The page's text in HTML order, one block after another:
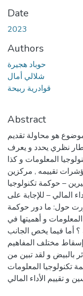
Date
2023
Authors
حوباد هجيرة
شلالي أمال
قوادرية ربيحة
Abstract
هو محاولة تقديم
نظري يحدد و يعرف
المعلومات و كذا
تقييمه , مركزين
– حوكمة تكنولوجيا
المالي – للإجابة على
حول: ما دور حوكمة
المعلومات و أهميتها في
أما فيما يخص الجانب
إسقاط مختلف المفاهيم
بالبيض و لقد تبين من
تكنولوجيا المعلومات
و تقييم الأداء المالي